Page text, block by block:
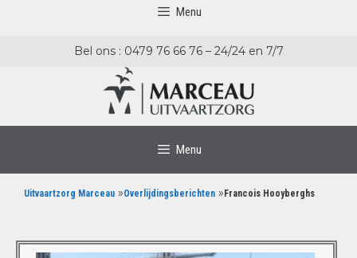
Menu
Bel ons : 0479 76 66 76 – 24/24 en 7/7
Menu
Uitvaartzorg Marceau »Overlijdingsberichten »Francois Hooyberghs